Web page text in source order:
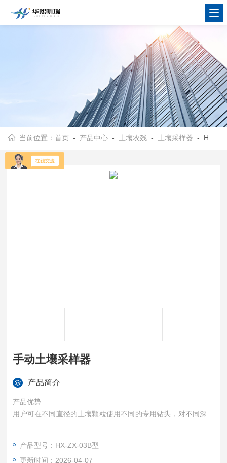
当前位置：首页 - 产品中心 - 土壤农残 - 土壤采样器 - HX-ZX-03B型手动土壤采样器
手动土壤采样器
产品简介
产品优势
用户可在不同直径的土壤颗粒使用不同的专用钻头，对不同深度
和区域的土壤进行合理采样和分类
产品型号：HX-ZX-03B型
更新时间：2026-04-07